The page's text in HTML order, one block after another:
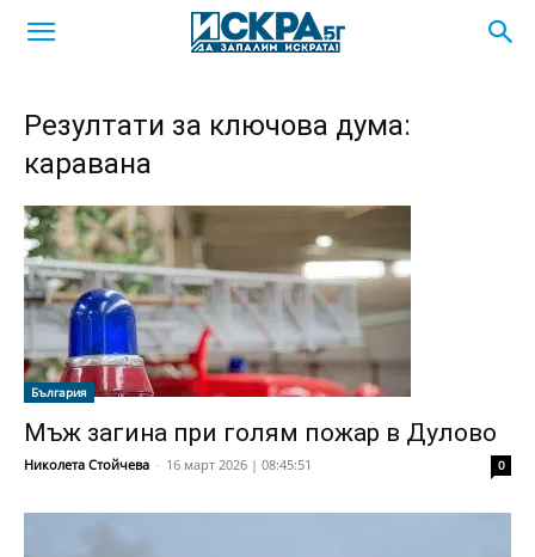
Резултати за ключова дума:
каравана
България
Мъж загина при голям пожар в Дулово
Николета Стойчева - 16 март 2026 | 08:45:51 0